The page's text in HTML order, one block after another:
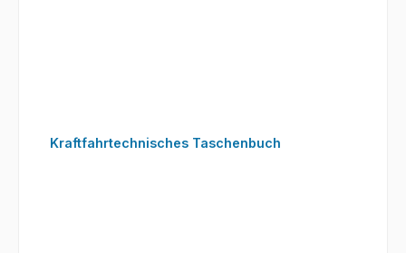
Kraftfahrtechnisches Taschenbuch